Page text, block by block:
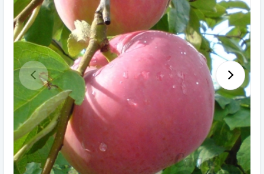
Травы
Овощи (на посадку)
Штамбовые ягодные кусты
Семена
Удобрения